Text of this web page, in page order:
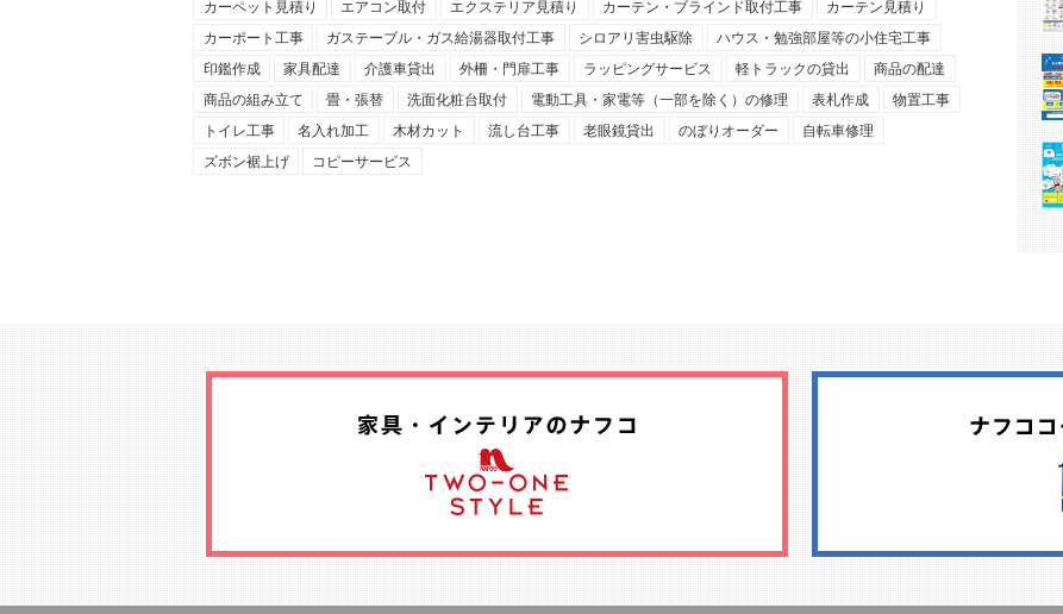
カーペット見積り エアコン取付 エクステリア見積り カーテン・ブラインド取付工事
カーテン見積り
カーポート工事
ガステーブル・ガス給湯器取付工事 シロアリ害虫駆除
ハウス・勉強部屋等の小住宅工事
印鑑作成
家具配達 介護車貸出 外柵・門扉工事 ラッピングサービス 軽トラックの貸出
商品の配達
商品の組み立て
畳・張替 洗面化粧台取付 電動工具・家電等（一部を除く）の修理 表札作成
物置工事
トイレ工事
名入れ加工 木材カット 流し台工事 老眼鏡貸出 のぼりオーダー
自転車修理
ズボン裾上げ
コピーサービス